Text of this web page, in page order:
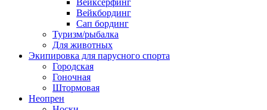
Вейксёрфинг
Вейкбординг
Сап бординг
Туризм/рыбалка
Для животных
Экипировка для парусного спорта
Городская
Гоночная
Штормовая
Неопрен